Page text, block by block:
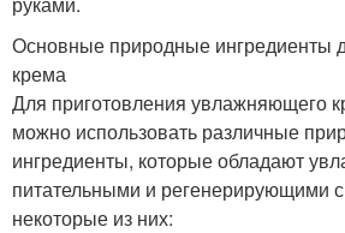
Основные природные ингредиенты
крема
Для приготовления увлажняющего
можно использовать различные
ингредиенты, которые обладают
питательными и регенерирующими
некоторые из них: